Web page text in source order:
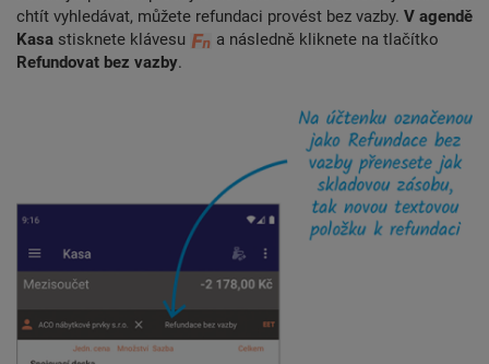
chtít vyhledávat, můžete refundaci provést bez vazby. V agendě
Kasa stisknete klávesu
a následně kliknete na tlačítko
Refundovat bez vazby.